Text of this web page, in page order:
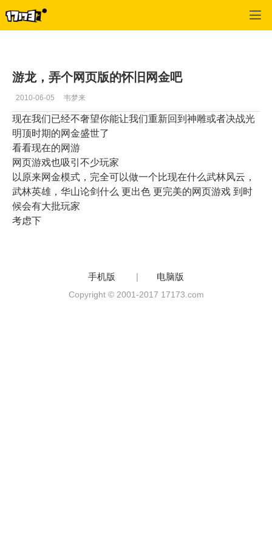
游龙，弄个网页版的怀旧网金吧
2010-06-05 韦梦来
现在我们已经不奢望你能让我们重新回到神雕或者决战光
明顶时期的网金盛世了
看看现在的网游
网页游戏也吸引不少玩家
以原来网金模式，完全可以做一个比现在什么武林风云，
武林英雄，华山论剑什么 更出色 更完美的网页游戏 到时
候会有大批玩家
考虑下
手机版 | 电脑版
Copyright © 2001-2017 17173.com